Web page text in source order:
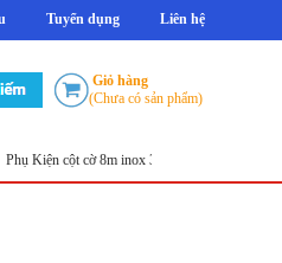
Tuyển dụng Liên hệ
Giỏ hàng
(Chưa có sản phẩm)
cột cờ 8m inox 304 bóng